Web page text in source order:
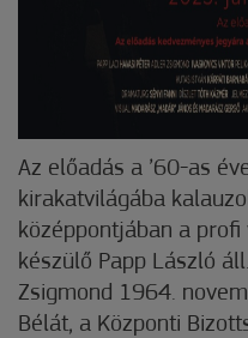
Az előadás a ’60-as
kirakatvilágába
középpontjában a
készülő Papp László
Zsigmond 1964.
Bélát, a Központi